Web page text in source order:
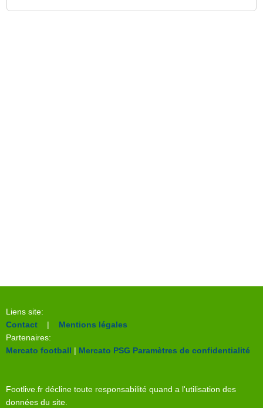
Liens site:
Contact | Mentions légales
Partenaires:
Mercato football | Mercato PSG Paramètres de confidentialité
Footlive.fr décline toute responsabilité quand a l'utilisation des
données du site.